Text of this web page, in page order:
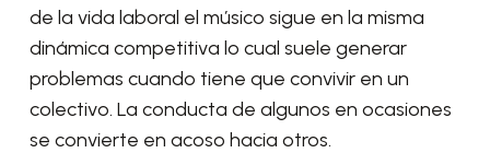
de la vida laboral el músico sigue en la misma
dinámica competitiva lo cual suele generar
problemas cuando tiene que convivir en un
colectivo. La conducta de algunos en ocasiones
se convierte en acoso hacia otros.